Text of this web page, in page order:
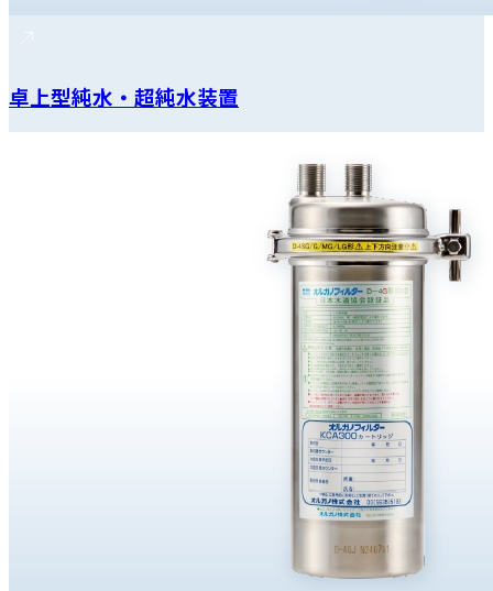
卓上型純水・超純水装置